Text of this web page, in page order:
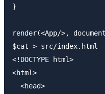
}
render(<App/>,
$cat > src/index.html
<!DOCTYPE html>
<html>
  <head>